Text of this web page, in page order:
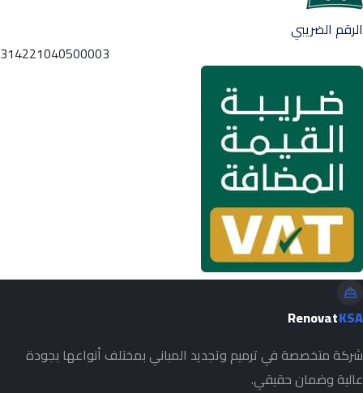
الرقم الضريبي
314221040500003
RenovatKSA
شركة متخصصة في ترميم وتجديد المباني بمختلف أنواعها بجودة
عالية وضمان حقيقي.